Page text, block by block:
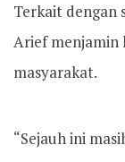
Terkait dengan
Arief menjamin
masyarakat.
“Sejauh ini